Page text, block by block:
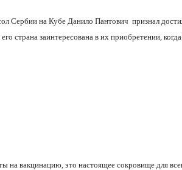
Сербии на Кубе Данило Пантович признал
страна заинтересована в их приобретении,
на вакцинацию, это настоящее сокровище для